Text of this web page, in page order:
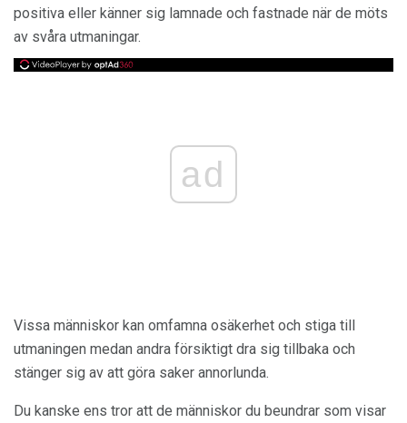
positiva eller känner sig lamnade och fastnade när de möts
av svåra utmaningar.
ad
Vissa människor kan omfamna osäkerhet och stiga till
utmaningen medan andra försiktigt dra sig tillbaka och
stänger sig av att göra saker annorlunda.
Du kanske ens tror att de människor du beundrar som visar